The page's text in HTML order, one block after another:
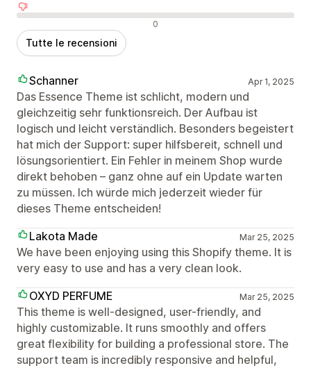
0
Tutte le recensioni
Schanner Apr 1, 2025
Das Essence Theme ist schlicht, modern und
gleichzeitig sehr funktionsreich. Der Aufbau ist
logisch und leicht verständlich. Besonders begeistert
hat mich der Support: super hilfsbereit, schnell und
lösungsorientiert. Ein Fehler in meinem Shop wurde
direkt behoben – ganz ohne auf ein Update warten
zu müssen. Ich würde mich jederzeit wieder für
dieses Theme entscheiden!
Lakota Made
Mar 25, 2025
We have been enjoying using this Shopify theme. It is
very easy to use and has a very clean look.
OXYD PERFUME
Mar 25, 2025
This theme is well-designed, user-friendly, and
highly customizable. It runs smoothly and offers
great flexibility for building a professional store. The
support team is incredibly responsive and helpful,